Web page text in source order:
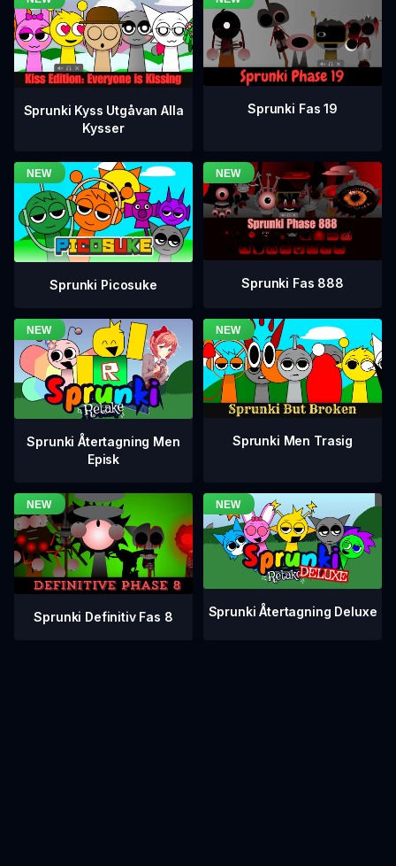
Sprunki Kyss Utgåvan Alla
Kysser
Sprunki Fas 19
Sprunki Picosuke Sprunki Fas 888
Sprunki Återtagning Men
Episk
Sprunki Men Trasig
Sprunki Definitiv Fas 8 Sprunki Återtagning Deluxe